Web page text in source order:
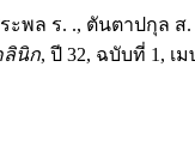
ะพล ร. ., ตันตาปกุล
ลินิก, ปี 32, ฉบับที่ 1, เม